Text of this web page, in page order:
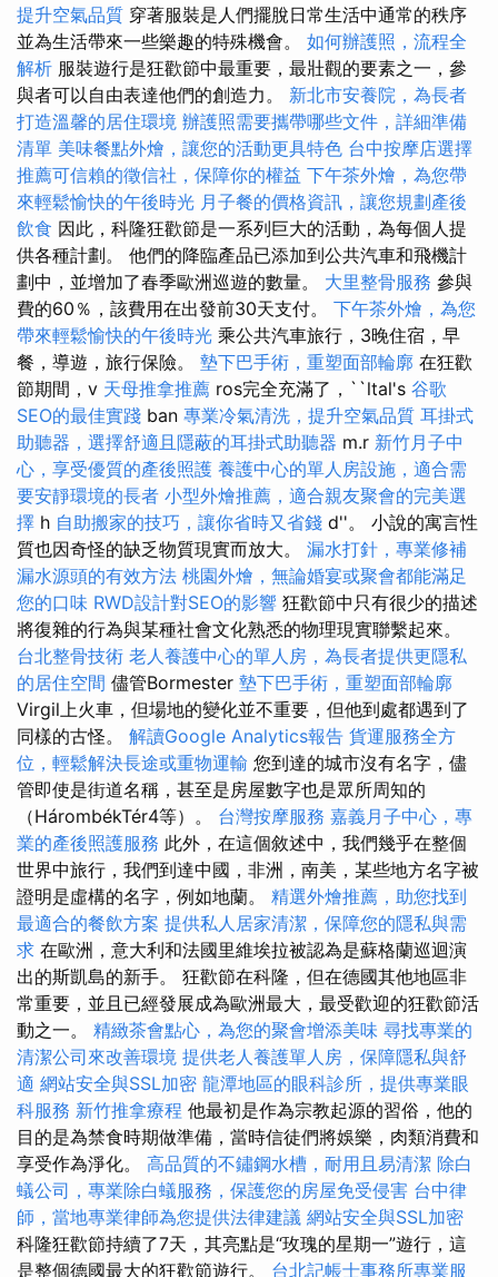
提升空氣品質 穿著服裝是人們擺脫日常生活中通常的秩序
並為生活帶來一些樂趣的特殊機會。 如何辦護照，流程全
解析 服裝遊行是狂歡節中最重要，最壯觀的要素之一，參
與者可以自由表達他們的創造力。 新北市安養院，為長者
打造溫馨的居住環境 辦護照需要攜帶哪些文件，詳細準備
清單 美味餐點外燴，讓您的活動更具特色 台中按摩店選擇
推薦可信賴的徵信社，保障你的權益 下午茶外燴，為您帶
來輕鬆愉快的午後時光 月子餐的價格資訊，讓您規劃產後
飲食 因此，科隆狂歡節是一系列巨大的活動，為每個人提
供各種計劃。 他們的降臨產品已添加到公共汽車和飛機計
劃中，並增加了春季歐洲巡遊的數量。 大里整骨服務 參與
費的60％，該費用在出發前30天支付。 下午茶外燴，為您
帶來輕鬆愉快的午後時光 乘公共汽車旅行，3晚住宿，早
餐，導遊，旅行保險。 墊下巴手術，重塑面部輪廓 在狂歡
節期間，v 天母推拿推薦 ros完全充滿了，``ltal's 谷歌
SEO的最佳實踐 ban 專業冷氣清洗，提升空氣品質 耳掛式
助聽器，選擇舒適且隱蔽的耳掛式助聽器 m.r 新竹月子中
心，享受優質的產後照護 養護中心的單人房設施，適合需
要安靜環境的長者 小型外燴推薦，適合親友聚會的完美選
擇 h 自助搬家的技巧，讓你省時又省錢 d''。 小說的寓言性
質也因奇怪的缺乏物質現實而放大。 漏水打針，專業修補
漏水源頭的有效方法 桃園外燴，無論婚宴或聚會都能滿足
您的口味 RWD設計對SEO的影響 狂歡節中只有很少的描述
將復雜的行為與某種社會文化熟悉的物理現實聯繫起來。
台北整骨技術 老人養護中心的單人房，為長者提供更隱私
的居住空間 儘管Bormester 墊下巴手術，重塑面部輪廓
Virgil上火車，但場地的變化並不重要，但他到處都遇到了
同樣的古怪。 解讀Google Analytics報告 貨運服務全方
位，輕鬆解決長途或重物運輸 您到達的城市沒有名字，儘
管即使是街道名稱，甚至是房屋數字也是眾所周知的
（HárombékTér4等）。 台灣按摩服務 嘉義月子中心，專
業的產後照護服務 此外，在這個敘述中，我們幾乎在整個
世界中旅行，我們到達中國，非洲，南美，某些地方名字被
證明是虛構的名字，例如地蘭。 精選外燴推薦，助您找到
最適合的餐飲方案 提供私人居家清潔，保障您的隱私與需
求 在歐洲，意大利和法國里維埃拉被認為是蘇格蘭巡迴演
出的斯凱島的新手。 狂歡節在科隆，但在德國其他地區非
常重要，並且已經發展成為歐洲最大，最受歡迎的狂歡節活
動之一。 精緻茶會點心，為您的聚會增添美味 尋找專業的
清潔公司來改善環境 提供老人養護單人房，保障隱私與舒
適 網站安全與SSL加密 龍潭地區的眼科診所，提供專業眼
科服務 新竹推拿療程 他最初是作為宗教起源的習俗，他的
目的是為禁食時期做準備，當時信徒們將娛樂，肉類消費和
享受作為淨化。 高品質的不鏽鋼水槽，耐用且易清潔 除白
蟻公司，專業除白蟻服務，保護您的房屋免受侵害 台中律
師，當地專業律師為您提供法律建議 網站安全與SSL加密
科隆狂歡節持續了7天，其亮點是“玫瑰的星期一”遊行，這
是整個德國最大的狂歡節遊行。 台北記帳士事務所專業服